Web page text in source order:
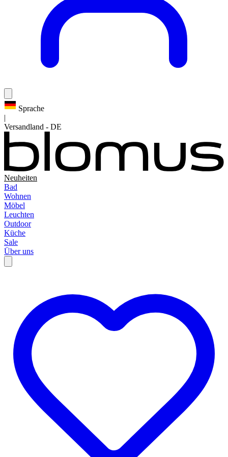
Sprache
|
Versandland - DE
Neuheiten
Bad
Wohnen
Möbel
Leuchten
Outdoor
Küche
Sale
Über uns